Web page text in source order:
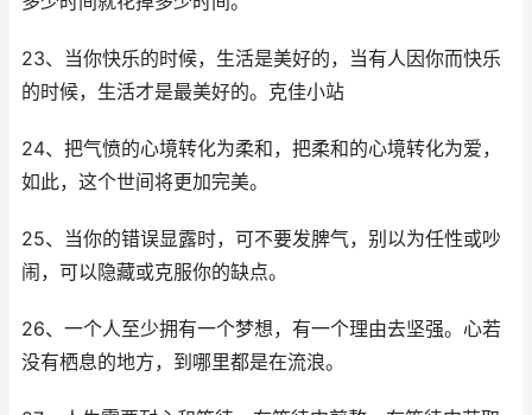
23、当你快乐的时候，生活是美好的，当有人因你而快乐
的时候，生活才是最美好的。克佳小站
24、把气愤的心境转化为柔和，把柔和的心境转化为爱，
如此，这个世间将更加完美。
25、当你的错误显露时，可不要发脾气，别以为任性或吵
闹，可以隐藏或克服你的缺点。
26、一个人至少拥有一个梦想，有一个理由去坚强。心若
没有栖息的地方，到哪里都是在流浪。